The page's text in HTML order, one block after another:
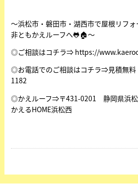
～浜松市・磐田市・湖西市で屋根リフ
非ともかえルーフへ🐸🏠～
◎ご相談はコチラ⇒ https://
◎お電話でのご相談はコチラ⇒見積無料
1182
◎かえルーフ⇒〒431-0201 静岡県浜
かえるHOME浜松西